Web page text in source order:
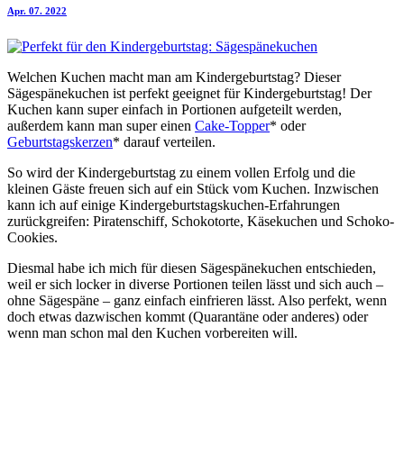
Apr. 07. 2022
Welchen Kuchen macht man am Kindergeburtstag? Dieser
Sägespänekuchen ist perfekt geeignet für Kindergeburtstag! Der
Kuchen kann super einfach in Portionen aufgeteilt werden,
außerdem kann man super einen Cake-Topper* oder
Geburtstagskerzen* darauf verteilen.
So wird der Kindergeburtstag zu einem vollen Erfolg und die
kleinen Gäste freuen sich auf ein Stück vom Kuchen. Inzwischen
kann ich auf einige Kindergeburtstagskuchen-Erfahrungen
zurückgreifen: Piratenschiff, Schokotorte, Käsekuchen und Schoko-
Cookies.
Diesmal habe ich mich für diesen Sägespänekuchen entschieden,
weil er sich locker in diverse Portionen teilen lässt und sich auch –
ohne Sägespäne – ganz einfach einfrieren lässt. Also perfekt, wenn
doch etwas dazwischen kommt (Quarantäne oder anderes) oder
wenn man schon mal den Kuchen vorbereiten will.